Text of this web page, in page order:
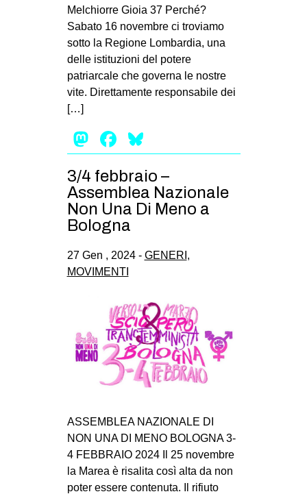
tw
SEARCH
Melchiorre Gioia 37 Perché?
Sabato 16 novembre ci troviamo
sotto la Regione Lombardia, una
delle istituzioni del potere
patriarcale che governa le nostre
vite. Direttamente responsabile dei
[…]
Mastodon
Facebook
3/4 febbraio –
Assemblea Nazionale
Non Una Di Meno a
Bologna
27 Gen , 2024 - GENERI ,
MOVIMENTI
ASSEMBLEA NAZIONALE DI
NON UNA DI MENO BOLOGNA 3-
4 FEBBRAIO 2024 Il 25 novembre
la Marea è risalita così alta da non
poter essere contenuta. Il rifiuto